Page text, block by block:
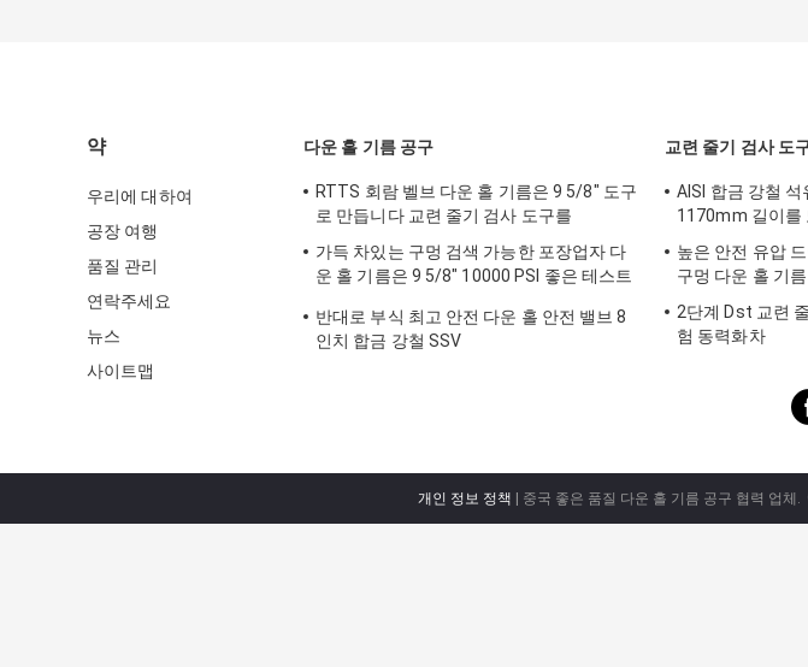
약
우리에 대하여
공장 여행
품질 관리
연락주세요
뉴스
사이트맵
다운 홀 기름 공구
RTTS 회람 벨브 다운 홀 기름은 9 5/8" 도구
로 만듭니다 교련 줄기 검사 도구를
가득 차있는 구멍 검색 가능한 포장업자 다
운 홀 기름은 9 5/8" 10000 PSI 좋은 테스트
반대로 부식 최고 안전 다운 홀 안전 밸브 8
인치 합금 강철 SSV
교련 줄기 검사 도
AISI 합금 강철
1170mm 길이를
높은 안전 유압
구멍 다운 홀 기
2단계 Dst 교련
험 동력화차
개인 정보 정책 | 중국 좋은 품질 다운 홀 기름 공구 협력 업체.